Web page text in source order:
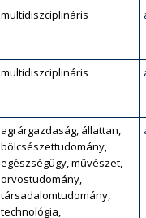
multidiszciplináris
multidiszciplináris
agrárgazdaság, állattan,
bölcsészettudomány,
egészségügy, művészet,
orvostudomány,
társadalomtudomány,
technológia,